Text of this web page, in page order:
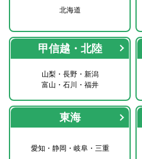
北海道
甲信越・北陸
山梨・長野・新潟
富山・石川・福井
東海
愛知・静岡・岐阜・三重